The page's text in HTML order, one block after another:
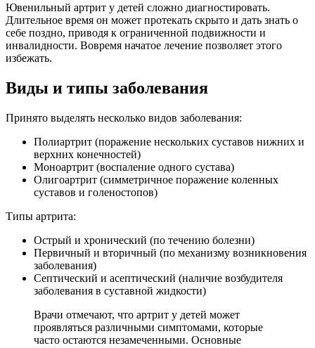
Ювенильный артрит у детей сложно диагностировать.
Длительное время он может протекать скрыто и дать знать о
себе поздно, приводя к ограниченной подвижности и
инвалидности. Вовремя начатое лечение позволяет этого
избежать.
Виды и типы заболевания
Принято выделять несколько видов заболевания:
Полиартрит (поражение нескольких суставов нижних и
верхних конечностей)
Моноартрит (воспаление одного сустава)
Олигоартрит (симметричное поражение коленных
суставов и голеностопов)
Типы артрита:
Острый и хронический (по течению болезни)
Первичный и вторичный (по механизму возникновения
заболевания)
Септический и асептический (наличие возбудителя
заболевания в суставной жидкости)
Врачи отмечают, что артрит у детей может
проявляться различными симптомами, которые
часто остаются незамеченными. Основные